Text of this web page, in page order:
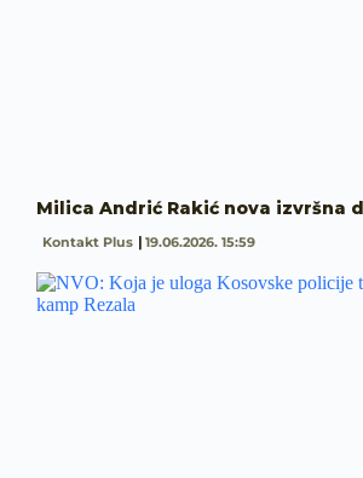
Milica Andrić Rakić nova izvršna
Kontakt Plus 19.06.2026. 15:59